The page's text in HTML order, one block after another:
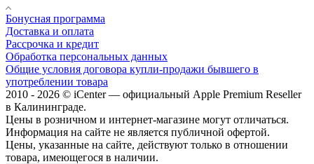
Бонусная программа
Доставка и оплата
Рассрочка и кредит
Обработка персональных данных
Общие условия договора купли-продажи бывшего в
употреблении товара
2010 - 2026 © iCenter — официальный Apple Premium Reseller
в Калининграде.
Цены в розничном и интернет-магазине могут отличаться.
Информация на сайте не является публичной офертой.
Цены, указанные на сайте, действуют только в отношении
товара, имеющегося в наличии.